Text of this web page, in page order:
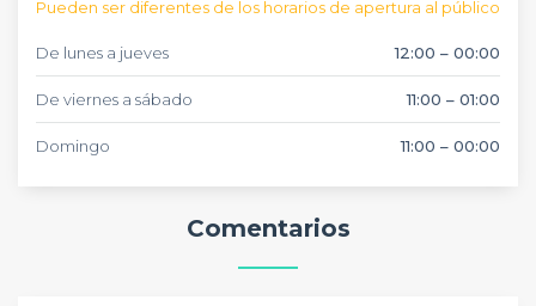
Pueden ser diferentes de los horarios de apertura al público
De lunes a jueves 12:00 – 00:00
De viernes a sábado 11:00 – 01:00
Domingo 11:00 – 00:00
Comentarios